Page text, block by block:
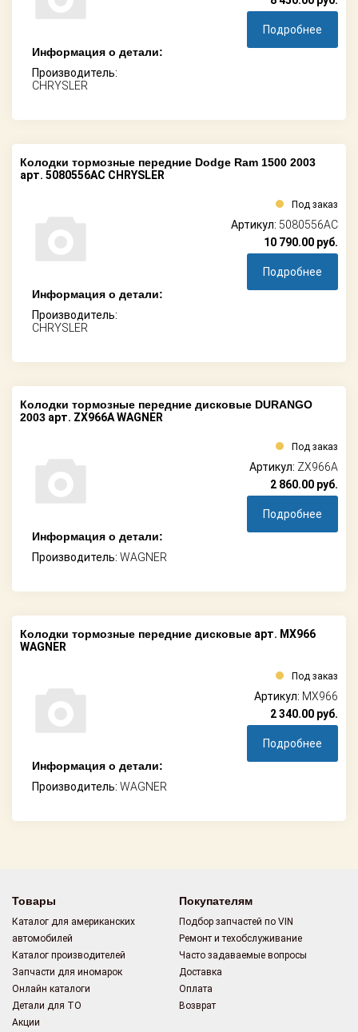
Информация о детали:
Производитель:
CHRYSLER
Подробнее
Колодки тормозные передние Dodge Ram 1500 2003
арт. 5080556AC CHRYSLER
Информация о детали:
Производитель:
CHRYSLER
Под заказ
Артикул: 5080556AC
10 790.00 руб.
Подробнее
Колодки тормозные передние дисковые DURANGO
2003 арт. ZX966A WAGNER
Информация о детали:
Производитель: WAGNER
Под заказ
Артикул: ZX966A
2 860.00 руб.
Подробнее
Колодки тормозные передние дисковые арт. MX966
WAGNER
Информация о детали:
Производитель: WAGNER
Под заказ
Артикул: MX966
2 340.00 руб.
Подробнее
Товары
Каталог для американских
автомобилей
Каталог производителей
Запчасти для иномарок
Онлайн каталоги
Детали для ТО
Акции
Покупателям
Подбор запчастей по VIN
Ремонт и техобслуживание
Часто задаваемые вопросы
Доставка
Оплата
Возврат